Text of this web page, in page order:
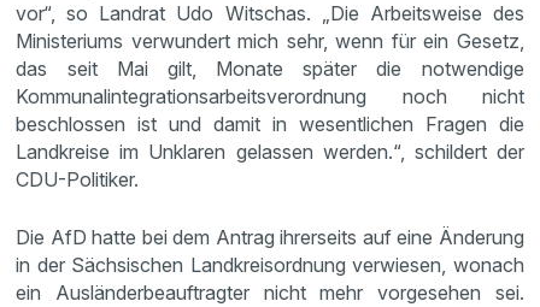
vor“, so Landrat Udo Witschas. „Die Arbeitsweise des
Ministeriums verwundert mich sehr, wenn für ein Gesetz,
das seit Mai gilt, Monate später die notwendige
Kommunalintegrationsarbeitsverordnung noch nicht
beschlossen ist und damit in wesentlichen Fragen die
Landkreise im Unklaren gelassen werden.“, schildert der
CDU-Politiker.
Die AfD hatte bei dem Antrag ihrerseits auf eine Änderung
in der Sächsischen Landkreisordnung verwiesen, wonach
ein Ausländerbeauftragter nicht mehr vorgesehen sei.